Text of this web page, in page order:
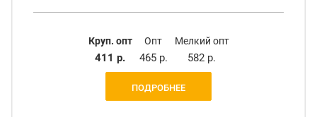
Круп. опт
411 р.
Опт
465 р.
Мелкий опт
582 р.
ПОДРОБНЕЕ